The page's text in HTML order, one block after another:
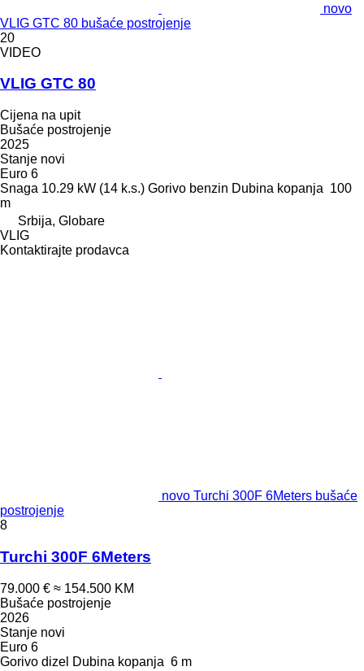
novo
VLIG GTC 80 bušaće postrojenje
20
VIDEO
VLIG GTC 80
Cijena na upit
Bušaće postrojenje
2025
Stanje novi
Euro 6
Snaga 10.29 kW (14 k.s.) Gorivo benzin Dubina kopanja 100
m
Srbija, Globare
VLIG
Kontaktirajte prodavca
novo Turchi 300F 6Meters bušaće
postrojenje
8
Turchi 300F 6Meters
79.000 € ≈ 154.500 KM
Bušaće postrojenje
2026
Stanje novi
Euro 6
Gorivo dizel Dubina kopanja 6 m